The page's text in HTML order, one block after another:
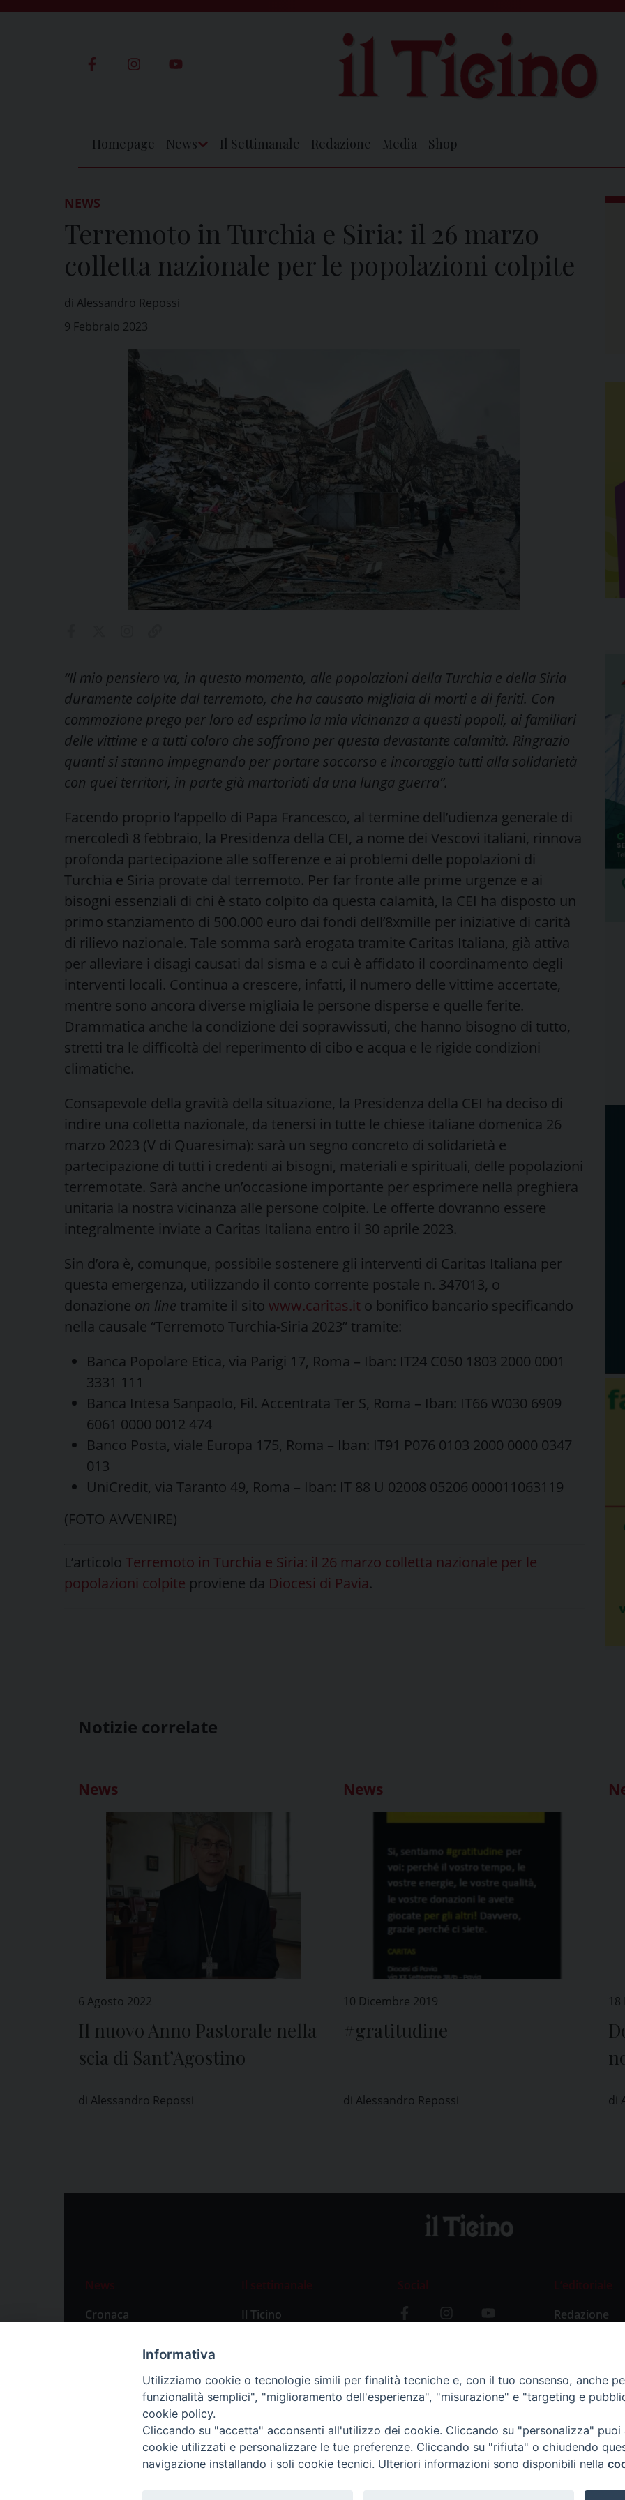
Homepage News Il Settimanale Redazione Media Shop
NEWS
Terremoto in Turchia e Siria: il 26 marzo
colletta nazionale per le popolazioni colpite
di Alessandro Repossi
9 Febbraio 2023
“Il mio pensiero va, in questo momento, alle popolazioni della Turchia e della Siria
duramente colpite dal terremoto, che ha causato migliaia di morti e di feriti. Con
commozione prego per loro ed esprimo la mia vicinanza a questi popoli, ai familiari
delle vittime e a tutti coloro che soffrono per questa devastante calamità. Ringrazio
quanti si stanno impegnando per portare soccorso e incoraggio tutti alla solidarietà
con quei territori, in parte già martoriati da una lunga guerra”.
Facendo proprio l’appello di Papa Francesco, al termine dell’udienza generale di
mercoledì 8 febbraio, la Presidenza della CEI, a nome dei Vescovi italiani, rinnova
profonda partecipazione alle sofferenze e ai problemi delle popolazioni di
Turchia e Siria provate dal terremoto. Per far fronte alle prime urgenze e ai
bisogni essenziali di chi è stato colpito da questa calamità, la CEI ha disposto un
primo stanziamento di 500.000 euro dai fondi dell’8xmille per iniziative di carità
di rilievo nazionale. Tale somma sarà erogata tramite Caritas Italiana, già attiva
per alleviare i disagi causati dal sisma e a cui è affidato il coordinamento degli
interventi locali. Continua a crescere, infatti, il numero delle vittime accertate,
mentre sono ancora diverse migliaia le persone disperse e quelle ferite.
Drammatica anche la condizione dei sopravvissuti, che hanno bisogno di tutto,
stretti tra le difficoltà del reperimento di cibo e acqua e le rigide condizioni
climatiche.
Consapevole della gravità della situazione, la Presidenza della CEI ha deciso di
indire una colletta nazionale, da tenersi in tutte le chiese italiane domenica 26
marzo 2023 (V di Quaresima): sarà un segno concreto di solidarietà e
partecipazione di tutti i credenti ai bisogni, materiali e spirituali, delle popolazioni
terremotate. Sarà anche un’occasione importante per esprimere nella preghiera
unitaria la nostra vicinanza alle persone colpite. Le offerte dovranno essere
integralmente inviate a Caritas Italiana entro il 30 aprile 2023.
Sin d’ora è, comunque, possibile sostenere gli interventi di Caritas Italiana per
questa emergenza, utilizzando il conto corrente postale n. 347013, o
donazione on line tramite il sito www.caritas.it o bonifico bancario specificando
nella causale “Terremoto Turchia-Siria 2023” tramite:
Banca Popolare Etica, via Parigi 17, Roma – Iban: IT24 C050 1803 2000 0001
3331 111
Banca Intesa Sanpaolo, Fil. Accentrata Ter S, Roma – Iban: IT66 W030 6909
6061 0000 0012 474
Banco Posta, viale Europa 175, Roma – Iban: IT91 P076 0103 2000 0000 0347
013
UniCredit, via Taranto 49, Roma – Iban: IT 88 U 02008 05206 000011063119
(FOTO AVVENIRE)
L’articolo Terremoto in Turchia e Siria: il 26 marzo colletta nazionale per le
popolazioni colpite proviene da Diocesi di Pavia.
Notizie correlate
News
6 Agosto 2022
Il nuovo Anno Pastorale nella
scia di Sant’Agostino
di Alessandro Repossi
News
10 Dicembre 2019
#gratitudine
di Alessandro Repossi di
News
Cronaca
Primo Piano
Il settimanale
Il Ticino
Social
L’editoriale
Redazione
Informativa
Utilizziamo cookie o tecnologie simili per finalità tecniche e, con il tuo consenso, anche
funzionalità semplici", "miglioramento dell'esperienza", "misurazione" e "targeting e
cookie policy.
Cliccando su "accetta" acconsenti all'utilizzo dei cookie. Cliccando su "personalizza"
cookie utilizzati e personalizzare le tue preferenze. Cliccando su "rifiuta" o chiudendo
navigazione installando i soli cookie tecnici. Ulteriori informazioni sono disponibili nella